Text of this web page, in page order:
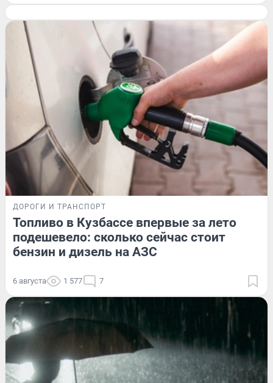
ДОРОГИ И ТРАНСПОРТ
Топливо в Кузбассе впервые за лето
подешевело: сколько сейчас стоит
бензин и дизель на АЗС
6 августа 1 577 7